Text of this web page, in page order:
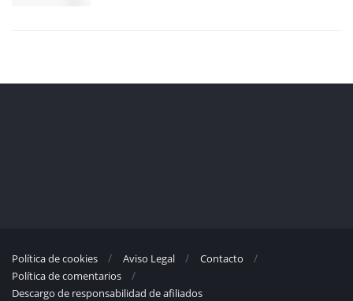
Política de cookies Aviso Legal
Contacto
Política de comentarios
Descargo de responsabilidad de afiliados